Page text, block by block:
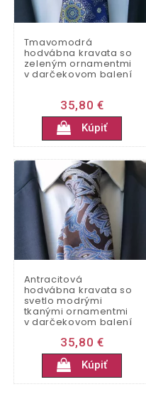
Tmavomodrá
hodvábna kravata so
zeleným ornamentmi
v darčekovom balení
35,80 €
Kúpiť
Antracitová
hodvábna kravata so
svetlo modrými
tkanými ornamentmi
v darčekovom balení
35,80 €
Kúpiť